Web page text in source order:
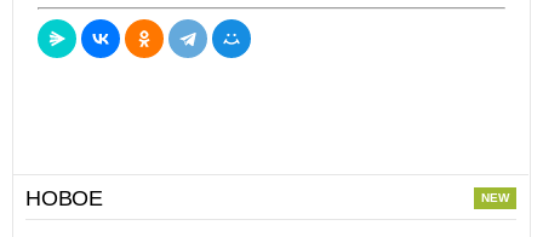
НОВОЕ